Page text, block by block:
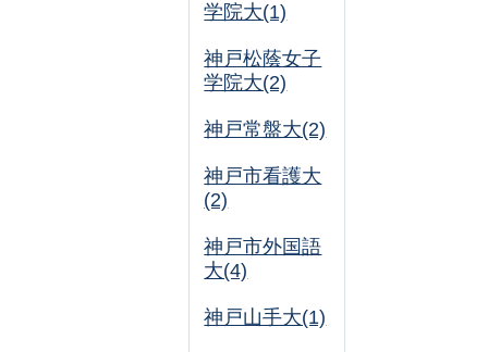
学院大(1)
神戸松蔭女子
学院大(2)
神戸常盤大(2)
神戸市看護大
(2)
神戸市外国語
大(4)
神戸山手大(1)